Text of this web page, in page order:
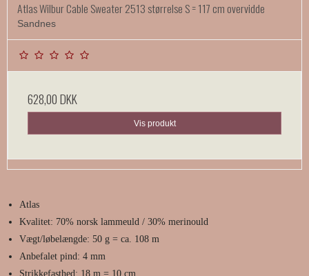
Atlas Wilbur Cable Sweater 2513 størrelse S = 117 cm overvidde
Sandnes
628,00 DKK
Vis produkt
Atlas
Kvalitet: 70% norsk lammeuld / 30% merinould
Vægt/løbelængde: 50 g = ca. 108 m
Anbefalet pind: 4 mm
Strikkefasthed: 18 m = 10 cm